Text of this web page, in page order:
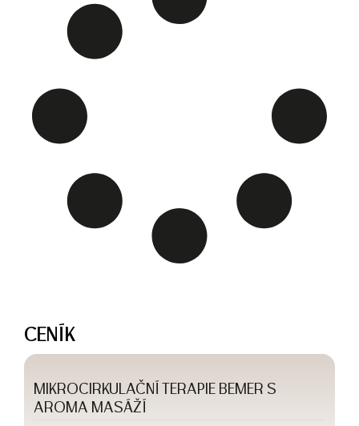
CENÍK
MIKROCIRKULAČNÍ TERAPIE BEMER S
AROMA MASÁŽÍ